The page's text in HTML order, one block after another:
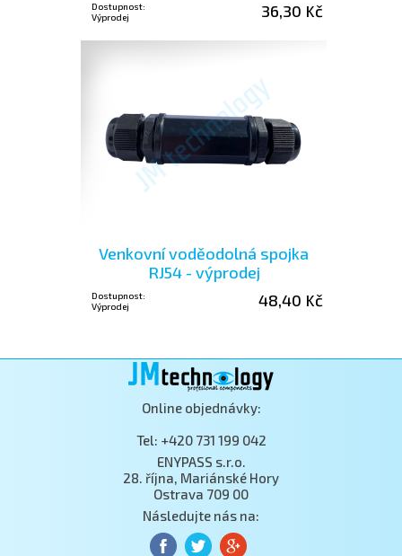
Dostupnost:
Výprodej
36,30 Kč
Venkovní voděodolná spojka
RJ54 - výprodej
Dostupnost:
Výprodej
48,40 Kč
Online objednávky:
Tel: +420 731 199 042
ENYPASS s.r.o.
28. října, Mariánské Hory
Ostrava 709 00
Následujte nás na: